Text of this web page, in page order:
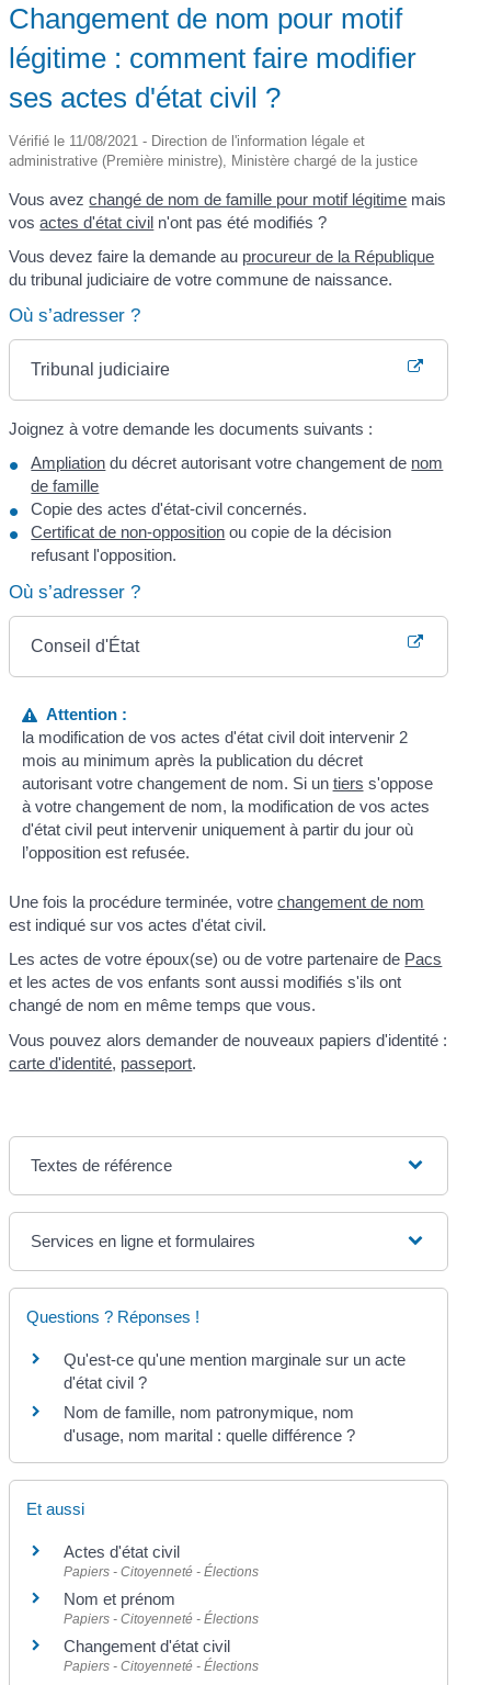
Changement de nom pour motif
légitime : comment faire modifier
ses actes d'état civil ?
Vérifié le 11/08/2021 - Direction de l'information légale et
administrative (Première ministre), Ministère chargé de la justice
Vous avezchangé de nom de famille pour motif légitime mais
vosactes d'état civil n'ont pas été modifiés ?
Vous devez faire la demande au procureur de la République
du tribunal judiciaire de votre commune de naissance.
Où s’adresser ?
Tribunal judiciaire
Joignez à votre demande les documents suivants :
Ampliation du décret autorisant votre changement de nom
de famille
Copie des actes d'état-civil concernés.
Certificat de non-opposition ou copie de la décision
refusant l'opposition.
Où s’adresser ?
Conseil d'État
Attention :
la modification de vos actes d'état civil doit intervenir 2
mois au minimum après la publication du décret
autorisant votre changement de nom. Si un tiers s'oppose
à votre changement de nom, la modification de vos actes
d'état civil peut intervenir uniquement à partir du jour où
l’opposition est refusée.
Une fois la procédure terminée, votrechangement de nom
est indiqué sur vos actes d'état civil.
Les actes de votre époux(se) ou de votre partenaire de Pacs
et les actes de vos enfants sont aussi modifiés s'ils ont
changé de nom en même temps que vous.
Vous pouvez alors demander de nouveaux papiers d'identité :
carte d'identité, passeport.
Textes de référence
Services en ligne et formulaires
Questions ? Réponses !
Qu'est-ce qu'une mention marginale sur un acte
d'état civil ?
Nom de famille, nom patronymique, nom
d'usage, nom marital : quelle différence ?
Et aussi
Actes d'état civil
Papiers - Citoyenneté - Élections
Nom et prénom
Papiers - Citoyenneté - Élections
Changement d'état civil
Papiers - Citoyenneté - Élections